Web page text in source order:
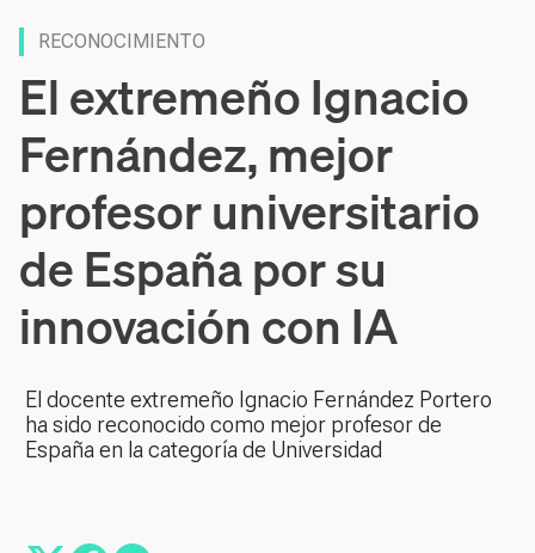
RECONOCIMIENTO
El extremeño Ignacio
Fernández, mejor
profesor universitario
de España por su
innovación con IA
El docente extremeño Ignacio Fernández Portero
ha sido reconocido como mejor profesor de
España en la categoría de Universidad